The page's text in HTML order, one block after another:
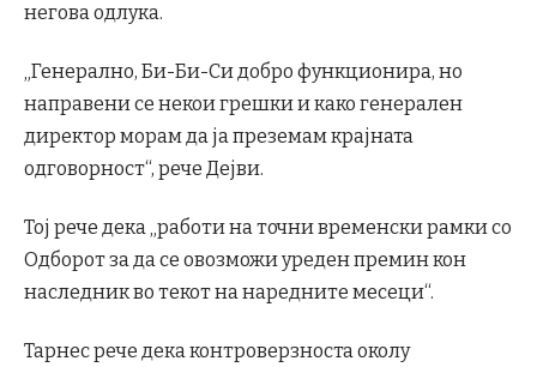
негова одлука.
„Генерално, Би-Би-Си добро функционира, но
направени се некои грешки и како генерален
директор морам да ја преземам крајната
одговорност“, рече Дејви.
Тој рече дека „работи на точни временски рамки со
Одборот за да се овозможи уреден премин кон
наследник во текот на наредните месеци“.
Тарнес рече дека контроверзноста околу